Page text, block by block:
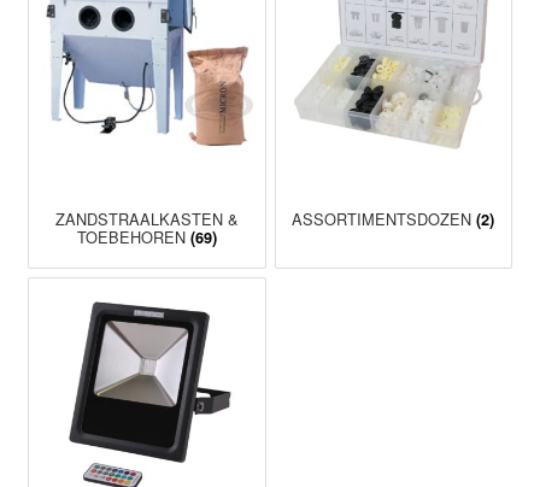
ZANDSTRAALKASTEN &
TOEBEHOREN (69)
ASSORTIMENTSDOZEN(2)